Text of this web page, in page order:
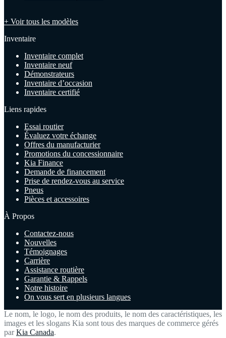
+ Voir tous les modèles
Inventaire
Inventaire complet
Inventaire neuf
Démonstrateurs
Inventaire d’occasion
Inventaire certifié
Liens rapides
Essai routier
Évaluez votre échange
Offres du manufacturier
Promotions du concessionnaire
Kia Finance
Demande de financement
Prise de rendez-vous au service
Pneus
Pièces et accessoires
À Propos
Contactez-nous
Nouvelles
Témoignages
Carrière
Assistance routière
Garantie & Rappels
Notre histoire
On vous sert en plusieurs langues
Le nom, le logo, le nom des produits, le nom des caractéristiques, les
images et les slogans Kia sont tous des marques de commerce gérés
parKia Canada.